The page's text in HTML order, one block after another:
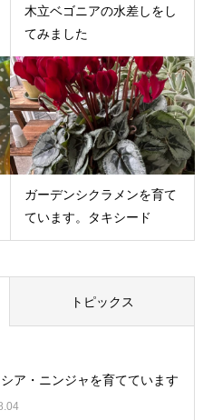
木立ベゴニアの水差しをし
てみました
ガーデンシクラメンを育て
ています。タキシード
トピックス
ア・ニンジャを育てています